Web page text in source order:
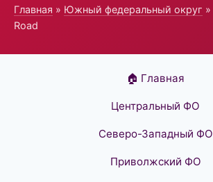
Главная » Южный федеральный округ
Road
🏠 Главная
Центральный ФО
Северо-Западный ФО
Приволжский ФО